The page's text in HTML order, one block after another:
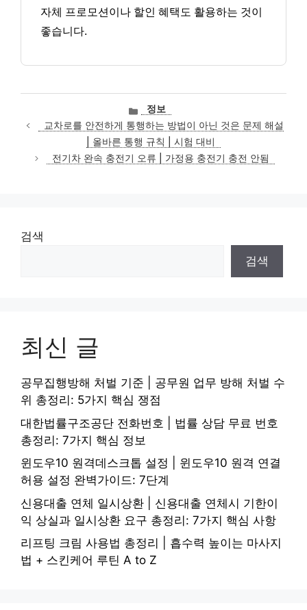
자체 프로모션이나 할인 혜택도 활용하는 것이
좋습니다.
카
테
고
리
정보
교차로를 안전하게 통행하는 방법이 아닌 것은 문제 해설
| 올바른 통행 규칙 | 시험 대비
전기차 완속 충전기 오류 | 가정용 충전기 충전 안됨
검색
검색
최신 글
공무집행방해 처벌 기준 | 공무원 업무 방해 처벌 수
위 총정리: 5가지 핵심 쟁점
대한법률구조공단 전화번호 | 법률 상담 무료 번호
총정리: 7가지 핵심 정보
윈도우10 원격데스크톱 설정 | 윈도우10 원격 연결
허용 설정 완벽가이드: 7단계
신용대출 연체 일시상환 | 신용대출 연체시 기한이
익 상실과 일시상환 요구 총정리: 7가지 핵심 사항
리프팅 크림 사용법 총정리 | 흡수력 높이는 마사지
법 + 스킨케어 루틴 A to Z